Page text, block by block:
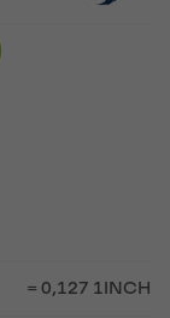
= 0,127 1INCH